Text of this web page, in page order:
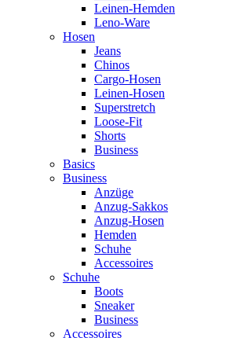
Leinen-Hemden
Leno-Ware
Hosen
Jeans
Chinos
Cargo-Hosen
Leinen-Hosen
Superstretch
Loose-Fit
Shorts
Business
Basics
Business
Anzüge
Anzug-Sakkos
Anzug-Hosen
Hemden
Schuhe
Accessoires
Schuhe
Boots
Sneaker
Business
Accessoires